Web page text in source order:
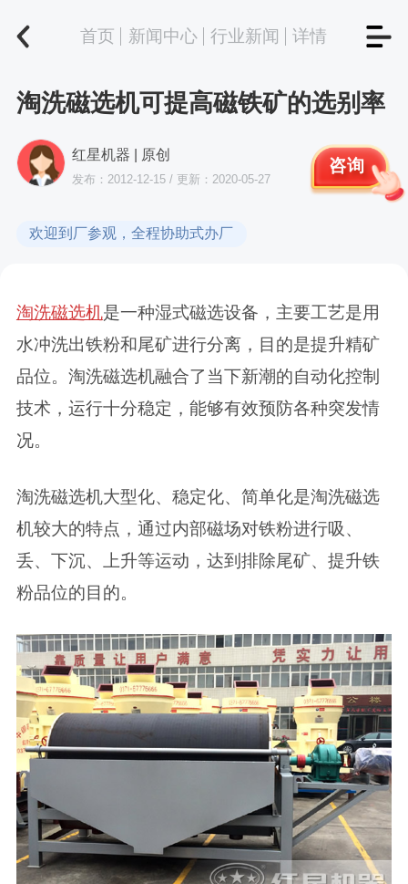
首页 新闻中心 行业新闻 详情
淘洗磁选机可提高磁铁矿的选别率
红星机器 | 原创
发布：2012-12-15 / 更新：2020-05-27
咨询
欢迎到厂参观，全程协助式办厂
淘洗磁选机是一种湿式磁选设备，主要工艺是用
水冲洗出铁粉和尾矿进行分离，目的是提升精矿
品位。淘洗磁选机融合了当下新潮的自动化控制
技术，运行十分稳定，能够有效预防各种突发情
况。
淘洗磁选机大型化、稳定化、简单化是淘洗磁选
机较大的特点，通过内部磁场对铁粉进行吸、
丢、下沉、上升等运动，达到排除尾矿、提升铁
粉品位的目的。